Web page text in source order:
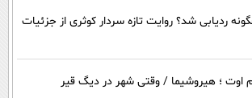
ردیابی شد؟ روایت تازه سردار کوثری از جزئیات
ششم اوت ؛ هیروشیما / وقتی شهر در دیگ قیر